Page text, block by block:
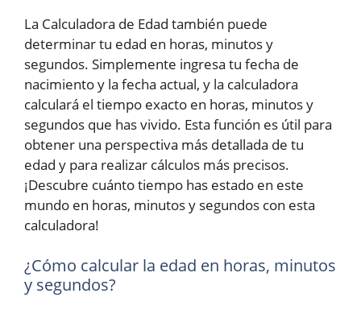
La Calculadora de Edad también puede
determinar tu edad en horas, minutos y
segundos. Simplemente ingresa tu fecha de
nacimiento y la fecha actual, y la calculadora
calculará el tiempo exacto en horas, minutos y
segundos que has vivido. Esta función es útil para
obtener una perspectiva más detallada de tu
edad y para realizar cálculos más precisos.
¡Descubre cuánto tiempo has estado en este
mundo en horas, minutos y segundos con esta
calculadora!
¿Cómo calcular la edad en horas, minutos
y segundos?